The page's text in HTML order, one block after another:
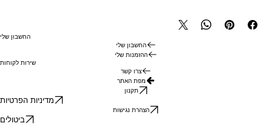
החשבון שלי
החשבון שלי
ההזמנות שלי
שירות לקוחות
צרו קשר
מפת האתר
תקנון
מדיניות הפרטיות
הצהרת נגישות
ביטולים